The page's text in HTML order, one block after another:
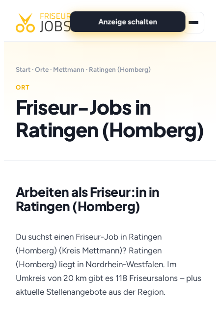
Anzeige schalten
Für Bewerber
Marken
Start ·Orte · Mettmann · Ratingen (Homberg)
ORT
Friseur-Jobs in
Ratingen (Homberg)
Arbeiten als Friseur:in in
Ratingen (Homberg)
Du suchst einen Friseur-Job in Ratingen
(Homberg) (Kreis Mettmann)? Ratingen
(Homberg) liegt in Nordrhein-Westfalen. Im
Umkreis von 20 km gibt es 118 Friseursalons – plus
aktuelle Stellenangebote aus der Region.